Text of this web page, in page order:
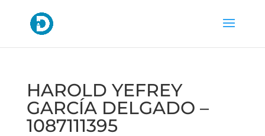
HAROLD YEFREY
GARCÍA DELGADO –
1087111395